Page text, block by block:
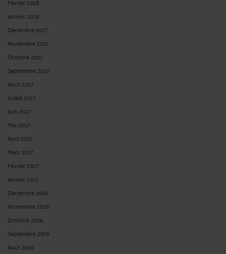
Février 2018
Janvier 2018
Décembre 2017
Novembre 2017
Octobre 2017
Septembre 2017
Août 2017
Juillet 2017
Juin 2017
Mai 2017
Avril 2017
Mars 2017
Février 2017
Janvier 2017
Décembre 2016
Novembre 2016
Octobre 2016
Septembre 2016
Août 2016